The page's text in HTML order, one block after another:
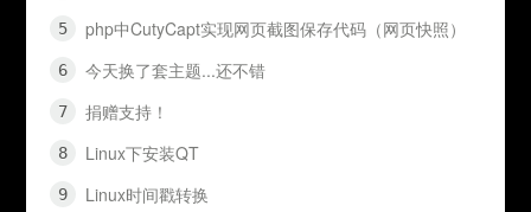
php中CutyCapt实现网页截图保存代码（网页快照）
今天换了套主题...还不错
捐赠支持！
Linux下安装QT
Linux时间戳转换